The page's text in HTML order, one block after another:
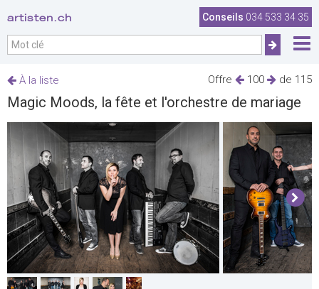
artisten.ch Conseils 034 533 34 35
Offre 100 de 115
À la liste
Magic Moods, la fête et l'orchestre de mariage